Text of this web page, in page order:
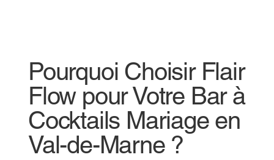
Pourquoi Choisir Flair
Flow pour Votre Bar à
Cocktails Mariage en
Val-de-Marne ?